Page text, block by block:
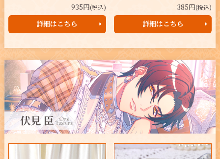
935円(税込)
詳細はこちら
385円(税込)
詳細はこちら